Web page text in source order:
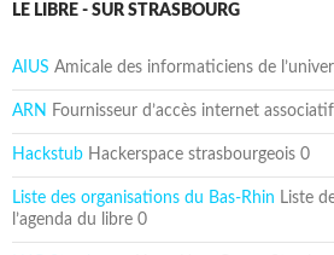
LE LIBRE - SUR STRASBOURG
AIUS Amicale des informaticiens de
ARN Fournisseur d’accès internet
Hackstub Hackerspace strasbourgeois 0
Liste des organisations du Bas-Rhin Liste
l’agenda du libre 0